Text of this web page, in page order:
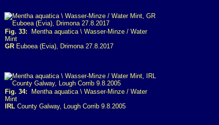
Fig. 33: Mentha aquatica \ Wasser-Minze / Water
Mint
GR Euboea (Evia), Drimona 27.8.2017
Fig. 34: Mentha aquatica \ Wasser-Minze / Water
Mint
IRL County Galway, Lough Corrib 9.8.2005